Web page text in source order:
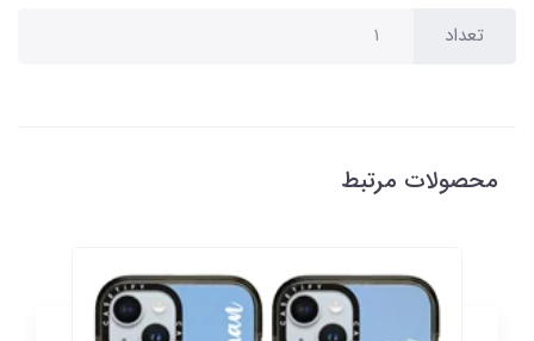
تعداد
محصولات مرتبط